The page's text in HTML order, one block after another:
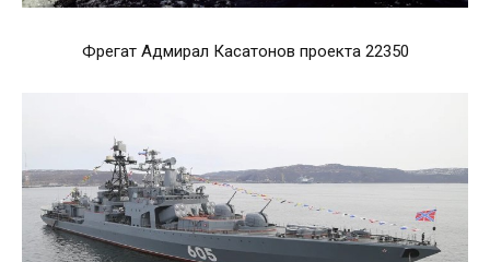
Фрегат Адмирал Касатонов проекта 22350